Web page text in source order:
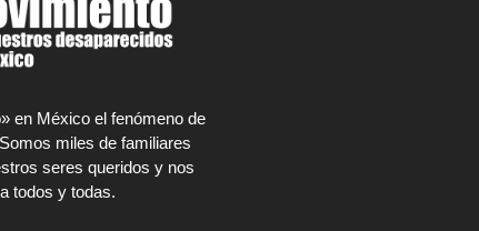
en México el fenómeno de
miles de familiares
seres queridos y nos
todos y todas.